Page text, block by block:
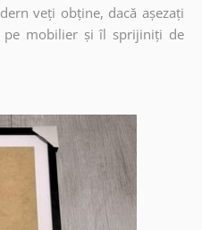
veți obține, dacă așezați
pe mobilier și îl sprijiniți de